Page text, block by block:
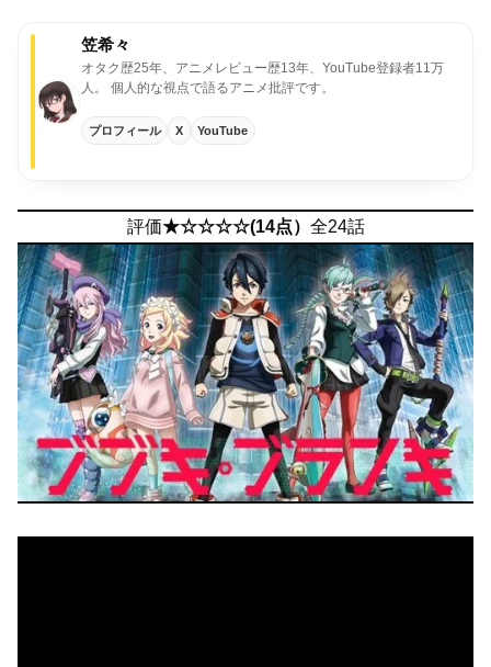
笠希々
オタク歴25年、アニメレビュー歴13年、YouTube登録者11万
人。
個人的な視点で語るアニメ批評です。
プロフィール X YouTube
評価★☆☆☆☆(14点） 全24話